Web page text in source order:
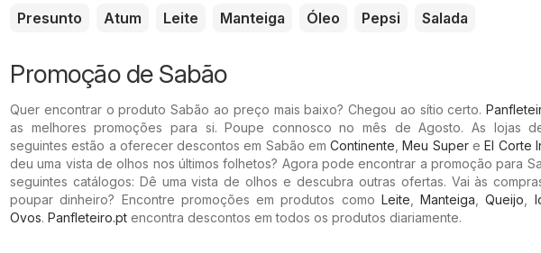
Presunto
Atum Leite Manteiga Óleo Pepsi Salada
Promoção de Sabão
Quer encontrar o produto Sabão ao preço mais baixo? Chegou ao sítio certo.
as melhores promoções para si. Poupe connosco no mês de Agosto. As lojas
seguintes estão a oferecer descontos em Sabão emContinente ,Meu SupereEl Corte
deu uma vista de olhos nos últimos folhetos? Agora pode encontrar a promoção para
seguintes catálogos: Dê uma vista de olhos e descubra outras ofertas. Vai às
poupar dinheiro? Encontre promoções em produtos como Leite ,Manteiga ,Queijo
Ovos. Panfleteiro.pt encontra descontos em todos os produtos diariamente.